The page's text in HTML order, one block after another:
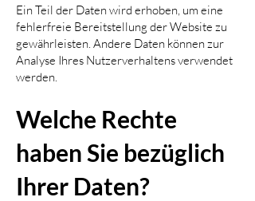
Ein Teil der Daten wird erhoben, um eine
fehlerfreie Bereitstellung der Website zu
gewährleisten. Andere Daten können zur
Analyse Ihres Nutzerverhaltens verwendet
werden.
Welche Rechte
haben Sie bezüglich
Ihrer Daten?